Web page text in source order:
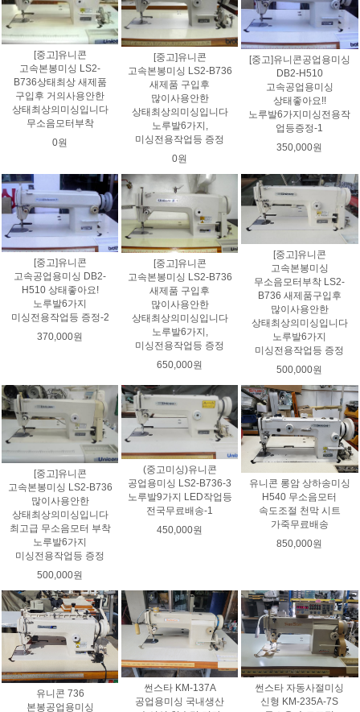
[중고]유니콘
고속본봉미싱 LS2-
B736상태최상 새제품
구입후 거의사용안한
상태최상의미싱입니다
무소음모터부착
0원
[중고]유니콘
고속본봉미싱 LS2-B736
새제품 구입후
많이사용안한
상태최상의미싱입니다
노루발6가지,
미싱전용작업등 증정
0원
[중고]유니콘공업용미싱
DB2-H510
고속공업용미싱
상태좋아요!!
노루발6가지미싱전용작
업등증정-1
350,000원
[중고]유니콘
고속공업용미싱 DB2-
H510 상태좋아요!
노루발6가지
미싱전용작업등 증정-2
370,000원
[중고]유니콘
고속본봉미싱 LS2-B736
새제품 구입후
많이사용안한
상태최상의미싱입니다
노루발6가지,
미싱전용작업등 증정
650,000원
[중고]유니콘
고속본봉미싱
무소음모터부착 LS2-
B736 새제품구입후
많이사용안한
상태최상의미싱입니다
노루발6가지
미싱전용작업등 증정
500,000원
[중고]유니콘
고속본봉미싱 LS2-B736
많이사용안한
상태최상의미싱입니다
최고급 무소음모터 부착
노루발6가지
미싱전용작업등 증정
500,000원
(중고미싱)유니콘
공업용미싱 LS2-B736-3
노루발9가지 LED작업등
전국무료배송-1
450,000원
유니콘 롱암 상하송미싱
H540 무소음모터
속도조절 천막 시트
가죽무료배송
850,000원
유니콘 736
본봉공업용미싱
썬스타 KM-137A
공업용미싱 국내생산
썬스타 자동사절미싱
신형 KM-235A-7S